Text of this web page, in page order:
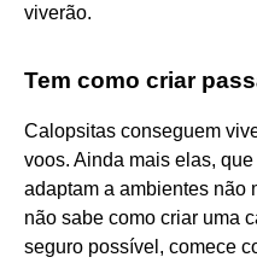
viverão.
Tem como criar
Calopsitas conseguem
voos. Ainda mais elas,
adaptam a ambientes não
não sabe como criar uma
seguro possível, comece